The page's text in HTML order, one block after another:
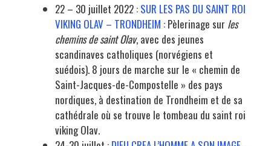
22 – 30 juillet 2022 : SUR LES PAS DU SAINT ROI
VIKING OLAV – TRONDHEIM : Pèlerinage sur les
chemins de saint Olav, avec des jeunes
scandinaves catholiques (norvégiens et
suédois). 8 jours de marche sur le « chemin de
Saint-Jacques-de-Compostelle » des pays
nordiques, à destination de Trondheim et de sa
cathédrale où se trouve le tombeau du saint roi
viking Olav.